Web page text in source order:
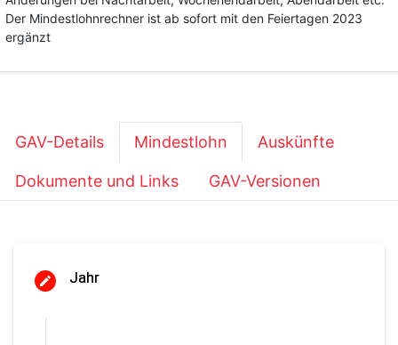
Der Mindestlohnrechner ist ab sofort mit den Feiertagen 2023
ergänzt
GAV-Details Mindestlohn Auskünfte
Dokumente und Links GAV-Versionen
Jahr